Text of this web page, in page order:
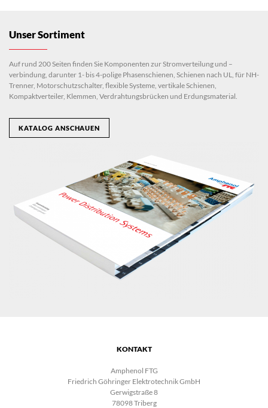
Unser Sortiment
Auf rund 200 Seiten finden Sie Komponenten zur Stromverteilung und –
verbindung, darunter 1- bis 4-polige Phasenschienen, Schienen nach UL, für NH-
Trenner, Motorschutzschalter, flexible Systeme, vertikale Schienen,
Kompaktverteiler, Klemmen, Verdrahtungsbrücken und Erdungsmaterial.
KATALOG ANSCHAUEN
KONTAKT
Amphenol FTG
Friedrich Göhringer Elektrotechnik GmbH
Gerwigstraße 8
78098 Triberg